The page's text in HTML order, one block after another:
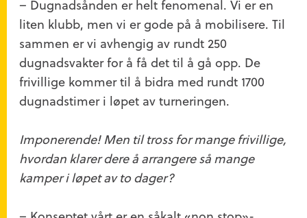
– Dugnadsånden er helt fenomenal. Vi er en
liten klubb, men vi er gode på å mobilisere. Til
sammen er vi avhengig av rundt 250
dugnadsvakter for å få det til å gå opp. De
frivillige kommer til å bidra med rundt 1700
dugnadstimer i løpet av turneringen.
Imponerende! Men til tross for mange frivillige,
hvordan klarer dere å arrangere så mange
kamper i løpet av to dager?